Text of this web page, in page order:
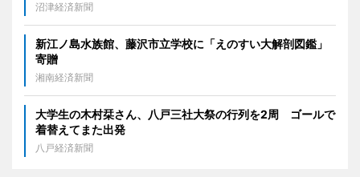
沼津経済新聞
新江ノ島水族館、藤沢市立学校に「えのすい大解剖図鑑」
寄贈
湘南経済新聞
大学生の木村栞さん、八戸三社大祭の行列を2周 ゴールで
着替えてまた出発
八戸経済新聞